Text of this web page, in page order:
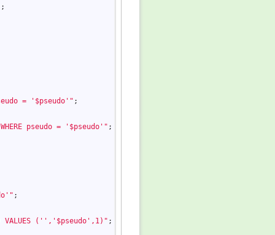
;
= '$pseudo'" ;
pseudo = '$pseudo'" ;
;
VALUES ('','$pseudo',1)" ;